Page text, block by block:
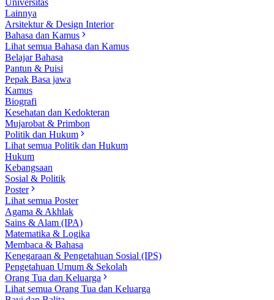
Universitas
Lainnya
Arsitektur & Design Interior
Bahasa dan Kamus
Lihat semua Bahasa dan Kamus
Belajar Bahasa
Pantun & Puisi
Pepak Basa jawa
Kamus
Biografi
Kesehatan dan Kedokteran
Mujarobat & Primbon
Politik dan Hukum
Lihat semua Politik dan Hukum
Hukum
Kebangsaan
Sosial & Politik
Poster
Lihat semua Poster
Agama & Akhlak
Sains & Alam (IPA)
Matematika & Logika
Membaca & Bahasa
Kenegaraan & Pengetahuan Sosial (IPS)
Pengetahuan Umum & Sekolah
Orang Tua dan Keluarga
Lihat semua Orang Tua dan Keluarga